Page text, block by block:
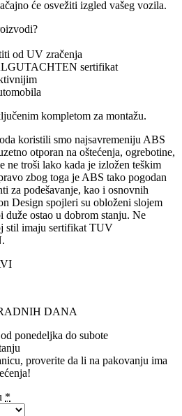
će osvežiti izgled vašeg vozila.
od UV zračenja
sertifikat
kompletom za montažu.
koristili smo najsavremeniju ABS
otporan na oštećenja, ogrebotine,
ne troši lako kada je izložen teškim
zbog toga je ABS tako pogodan
za podešavanje, kao i osnovnih
Design spojleri su obloženi slojem
ostao u dobrom stanju. Ne
stil imaju sertifikat TUV
DANA
ponedeljka do subote
proverite da li na pakovanju ima
*